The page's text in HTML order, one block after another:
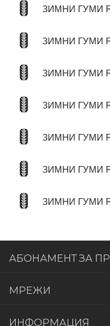
ЗИМНИ ГУМИ
ЗИМНИ ГУМИ
ЗИМНИ ГУМИ
ЗИМНИ ГУМИ
ЗИМНИ ГУМИ
ЗИМНИ ГУМИ
ЗИМНИ ГУМИ
АБОНАМЕНТ ЗА
МРЕЖИ
ИНФОРМАЦИЯ